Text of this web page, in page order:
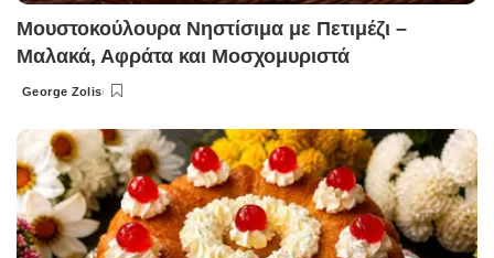
Μουστοκούλουρα Νηστίσιμα με Πετιμέζι –
Μαλακά, Αφράτα και Μοσχομυριστά
Posted
George Zolis